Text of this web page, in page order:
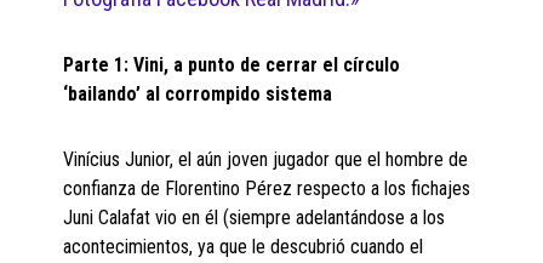
Parte 1: Vini, a punto de cerrar el círculo
‘bailando’ al corrompido sistema
Vinícius Junior, el aún joven jugador que el hombre de
confianza de Florentino Pérez respecto a los fichajes
Juni Calafat vio en él (siempre adelantándose a los
acontecimientos, ya que le descubrió cuando el